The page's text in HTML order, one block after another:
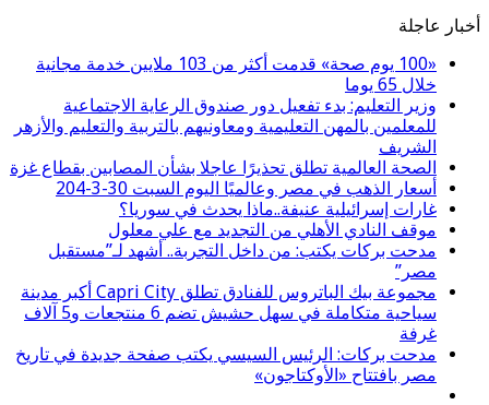
أخبار عاجلة
«100 يوم صحة» قدمت أكثر من 103 ملايين خدمة مجانية
خلال 65 يوما
وزير التعليم: بدء تفعيل دور صندوق الرعاية الاجتماعية
للمعلمين بالمهن التعليمية ومعاونيهم بالتربية والتعليم والأزهر
الشريف
الصحة العالمية تطلق تحذيرًا عاجلا بشأن المصابين بقطاع غزة
أسعار الذهب في مصر وعالميًا اليوم السبت 30-3-204
غارات إسرائيلية عنيفة..ماذا يحدث في سوريا؟
موقف النادي الأهلي من التجديد مع علي معلول
مدحت بركات يكتب: من داخل التجربة.. أشهد لـ”مستقبل
مصر”
مجموعة بيك الباتروس للفنادق تطلق Capri City أكبر مدينة
سياحية متكاملة في سهل حشيش تضم 6 منتجعات و5 آلاف
غرفة
مدحت بركات: الرئيس السيسي يكتب صفحة جديدة في تاريخ
مصر بافتتاح «الأوكتاجون»